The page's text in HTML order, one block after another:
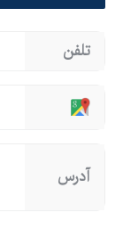
تلفن
آدرس